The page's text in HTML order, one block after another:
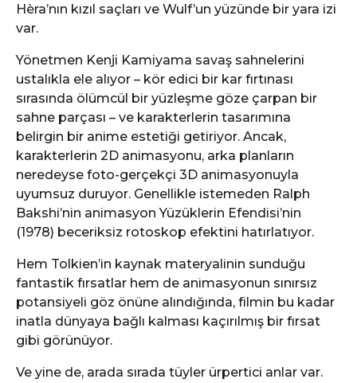
Hèra’nın kızıl saçları ve Wulf’un yüzünde bir yara izi
var.
Yönetmen Kenji Kamiyama savaş sahnelerini
ustalıkla ele alıyor – kör edici bir kar fırtınası
sırasında ölümcül bir yüzleşme göze çarpan bir
sahne parçası – ve karakterlerin tasarımına
belirgin bir anime estetiği getiriyor. Ancak,
karakterlerin 2D animasyonu, arka planların
neredeyse foto-gerçekçi 3D animasyonuyla
uyumsuz duruyor. Genellikle istemeden Ralph
Bakshi’nin animasyon Yüzüklerin Efendisi’nin
(1978) beceriksiz rotoskop efektini hatırlatıyor.
Hem Tolkien’in kaynak materyalinin sunduğu
fantastik fırsatlar hem de animasyonun sınırsız
potansiyeli göz önüne alındığında, filmin bu kadar
inatla dünyaya bağlı kalması kaçırılmış bir fırsat
gibi görünüyor.
Ve yine de, arada sırada tüyler ürpertici anlar var.